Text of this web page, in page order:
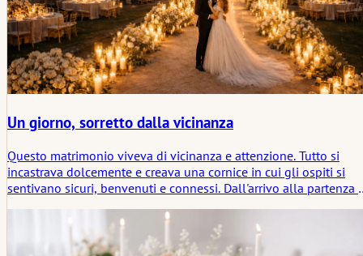
Un giorno, sorretto dalla vicinanza
Questo matrimonio viveva di vicinanza e attenzione. Tutto si
incastrava dolcemente e creava una cornice in cui gli ospiti si
sentivano sicuri, benvenuti e connessi. Dall'arrivo alla partenza
e una tranquilla convivialità. Ciò che rimase fu un senso di
e coesione che perdurò oltre il giorno.